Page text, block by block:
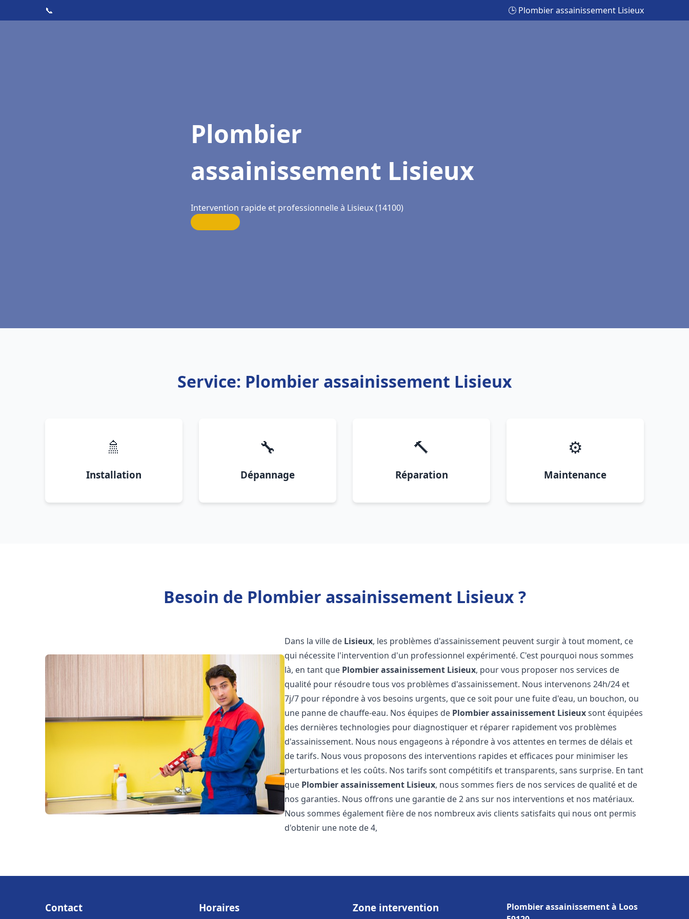
📞 🕒 Plombier assainissement Lisieux
Plombier
assainissement Lisieux
Intervention rapide et professionnelle à Lisieux (14100)
Service: Plombier assainissement Lisieux
🚿
Installation
🔧
Dépannage
🔨
Réparation
⚙️
Maintenance
Besoin de Plombier assainissement Lisieux ?
Dans la ville de Lisieux, les problèmes d'assainissement peuvent surgir à tout moment, ce
qui nécessite l'intervention d'un professionnel expérimenté. C'est pourquoi nous sommes
là, en tant que Plombier assainissement Lisieux, pour vous proposer nos services de
qualité pour résoudre tous vos problèmes d'assainissement. Nous intervenons 24h/24 et
7j/7 pour répondre à vos besoins urgents, que ce soit pour une fuite d'eau, un bouchon, ou
une panne de chauffe-eau. Nos équipes de Plombier assainissement Lisieuxsont équipées
des dernières technologies pour diagnostiquer et réparer rapidement vos problèmes
d'assainissement. Nous nous engageons à répondre à vos attentes en termes de délais et
de tarifs. Nous vous proposons des interventions rapides et efficaces pour minimiser les
perturbations et les coûts. Nos tarifs sont compétitifs et transparents, sans surprise. En tant
que Plombier assainissement Lisieux, nous sommes fiers de nos services de qualité et de
nos garanties. Nous offrons une garantie de 2 ans sur nos interventions et nos matériaux.
Nous sommes également fière de nos nombreux avis clients satisfaits qui nous ont permis
d'obtenir une note de 4,
Contact Horaires Zone intervention
Plombier assainissement à Loos